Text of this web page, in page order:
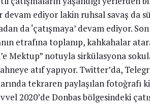
devam ediyor lakin ruhsal savaş da
da ‘çatışmaya’ devam ediyor.
etrafına toplanıp, kahkahalar
Mektup” notuyla sirkülasyona
atıf yapıyor. Twitter’da,
tekraren paylaşılan fotoğrafı
2020’de Donbas bölgesindeki